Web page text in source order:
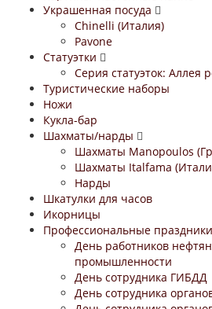
Украшенная посуда
Chinelli (Италия)
Pavone
Статуэтки
Серия статуэток: Аллея
Туристические наборы
Ножи
Кукла-бар
Шахматы/нарды
Шахматы Manopoulos
Шахматы Italfama
Нарды
Шкатулки для часов
Икорницы
Профессиональные праздники
День работников
промышленности
День сотрудника ГИБДД
День сотрудника